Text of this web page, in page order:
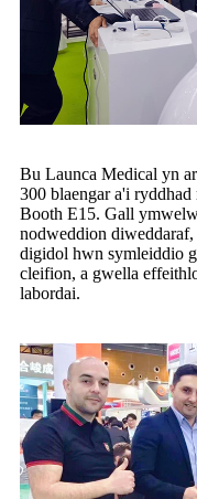
Bu Launca Medical yn
300 blaengar a'i
Booth E15. Gall
nodweddion
digidol hwn symleiddio
cleifion, a gwella
labordai.